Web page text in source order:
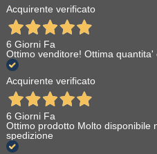
Acquirente verificato
6 Giorni Fa
Ottimo venditore! Ottima quantita'
Acquirente verificato
6 Giorni Fa
Ottimo prodotto Molto disponibile
spedizione